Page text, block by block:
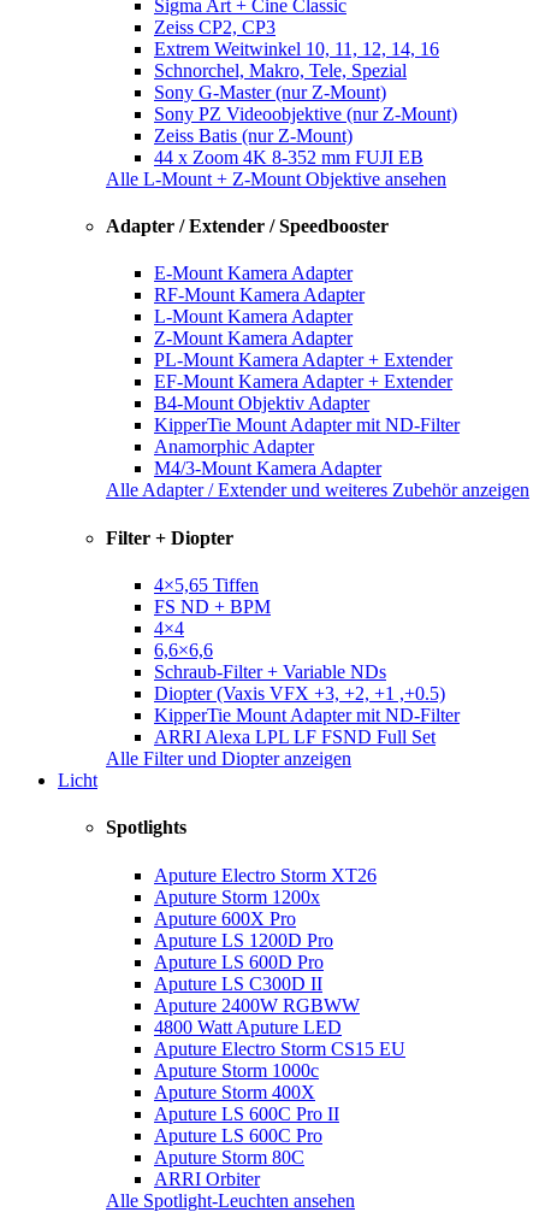
Sigma Art + Cine Classic
Zeiss CP2, CP3
Extrem Weitwinkel 10, 11, 12, 14, 16
Schnorchel, Makro, Tele, Spezial
Sony G-Master (nur Z-Mount)
Sony PZ Videoobjektive (nur Z-Mount)
Zeiss Batis (nur Z-Mount)
44 x Zoom 4K 8-352 mm FUJI EB
Alle L-Mount + Z-Mount Objektive ansehen
Adapter / Extender / Speedbooster
E-Mount Kamera Adapter
RF-Mount Kamera Adapter
L-Mount Kamera Adapter
Z-Mount Kamera Adapter
PL-Mount Kamera Adapter + Extender
EF-Mount Kamera Adapter + Extender
B4-Mount Objektiv Adapter
KipperTie Mount Adapter mit ND-Filter
Anamorphic Adapter
M4/3-Mount Kamera Adapter
Alle Adapter / Extender und weiteres Zubehör anzeigen
Filter + Diopter
4×5,65 Tiffen
FS ND + BPM
4×4
6,6×6,6
Schraub-Filter + Variable NDs
Diopter (Vaxis VFX +3, +2, +1 ,+0.5)
KipperTie Mount Adapter mit ND-Filter
ARRI Alexa LPL LF FSND Full Set
Alle Filter und Diopter anzeigen
Licht
Spotlights
Aputure Electro Storm XT26
Aputure Storm 1200x
Aputure 600X Pro
Aputure LS 1200D Pro
Aputure LS 600D Pro
Aputure LS C300D II
Aputure 2400W RGBWW
4800 Watt Aputure LED
Aputure Electro Storm CS15 EU
Aputure Storm 1000c
Aputure Storm 400X
Aputure LS 600C Pro II
Aputure LS 600C Pro
Aputure Storm 80C
ARRI Orbiter
Alle Spotlight-Leuchten ansehen